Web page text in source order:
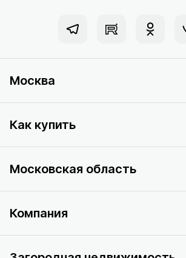
Москва
Как купить
Московская область
Компания